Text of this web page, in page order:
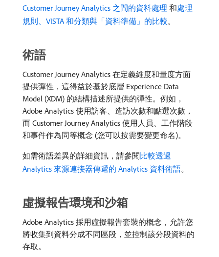
Customer Journey Analytics 之間的資料處理 和處理
規則、VISTA 和分類與「資料準備」的比較。
術語
Customer Journey Analytics 在定義維度和量度方面
提供彈性，這得益於基於底層 Experience Data
Model (XDM) 的結構描述所提供的彈性。例如，
Adobe Analytics 使用訪客、造訪次數和點選次數，
而 Customer Journey Analytics 使用人員、工作階段
和事件作為同等概念 (您可以按需要變更命名)。
如需術語差異的詳細資訊，請參閱比較透過
Analytics 來源連接器傳遞的 Analytics 資料術語。
虛擬報告環境和沙箱
Adobe Analytics 採用虛擬報告套裝的概念，允許您
將收集到資料分成不同區段，並控制該分段資料的
存取。